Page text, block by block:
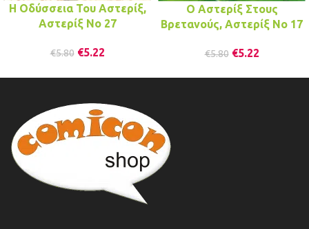
Η Οδύσσεια Του Αστερίξ,
Αστερίξ No 27
€5.80 €5.22
Ο Αστερίξ Στους
Βρετανούς, Αστερίξ No 17
€5.80 €5.22